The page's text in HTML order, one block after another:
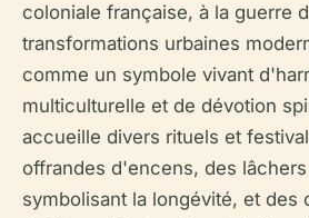
coloniale française, à la guerre
transformations urbaines
comme un symbole vivant
multiculturelle et de dévotion
accueille divers rituels et
offrandes d'encens, des
symbolisant la longévité, et des